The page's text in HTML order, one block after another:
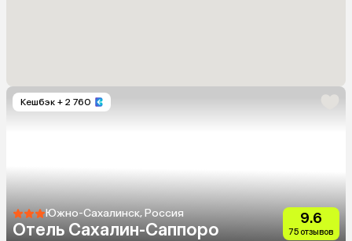
Кешбэк + 2 760
Южно-Сахалинск, Россия
Отель Сахалин-Саппоро
9.6
75 отзывов